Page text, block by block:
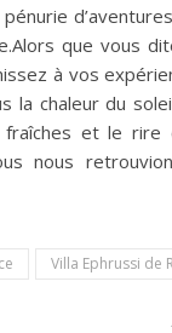
que vous
à vos
la chaleur du
et le rire
nous
Villa Ephrussi de